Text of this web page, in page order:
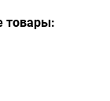
товары: